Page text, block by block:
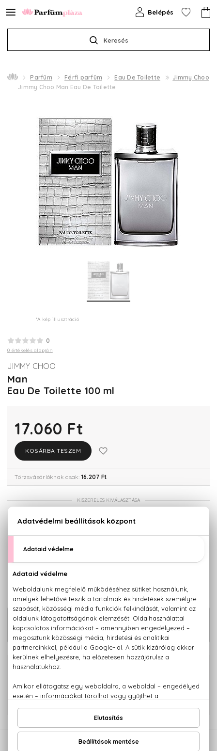
Keresés
Belépés
Parfüm Férfi parfüm Eau De Toilette
Jimmy Choo
Jimmy Choo Man Eau De Toilette
*A kép illusztráció
0
0 értékelés alapján
JIMMY CHOO
Man
Eau De Toilette 100 ml
17.060 Ft
KOSÁRBA TESZEM
Törzsvásárlóknak csak: 16.207 Ft
KISZERELÉS KIVÁLASZTÁSA
30 ml
100 ml
KAPCSOLÓDÓ TERMÉKEK
Man Eau De Toilette Szett 100+100 ml 25.730 Ft
100% eredeti termékek,
Kérdésed van, elakadtál? Hívd ügyfélszolgálatunkat:+36 20
779 1926
LEÍRÁS